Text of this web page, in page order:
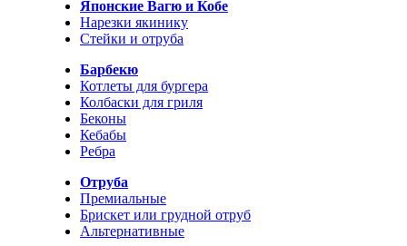
Японские Вагю и Кобе
Нарезки якинику
Стейки и отруба
Барбекю
Котлеты для бургера
Колбаски для гриля
Беконы
Кебабы
Ребра
Отруба
Премиальные
Брискет или грудной отруб
Альтернативные